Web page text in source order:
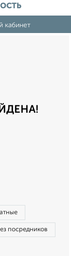
кабинет
посредников